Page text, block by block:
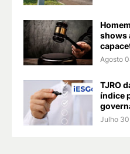
shows
Agosto
TJRO
índice
Julho